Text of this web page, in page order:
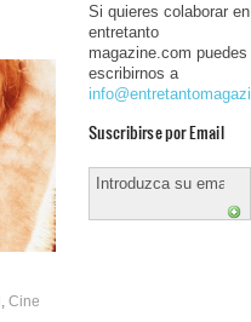
, Cine
Si quieres colaborar en
entretanto
magazine.com puedes
escribirnos a
Suscribirse por Email